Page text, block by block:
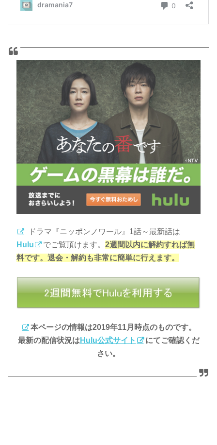
ドラマ『ニッポンノワール』1話～最新話は
Hulu
でご覧頂けます。2週間以内に解約すれば無
料です。退会・解約も非常に簡単に行えます。
本ページの情報は2019年11月時点のものです。
最新の配信状況は Hulu公式サイト
にてご確認くだ
さい。